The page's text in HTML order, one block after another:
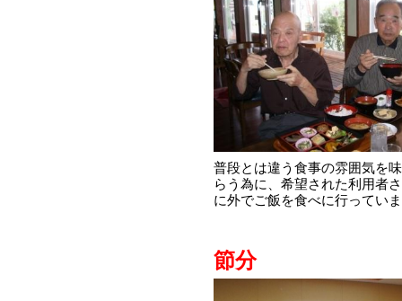
普段とは違う食事の雰囲気を
らう為に、希望された利用者
に外でご飯を食べに行ってい
節分